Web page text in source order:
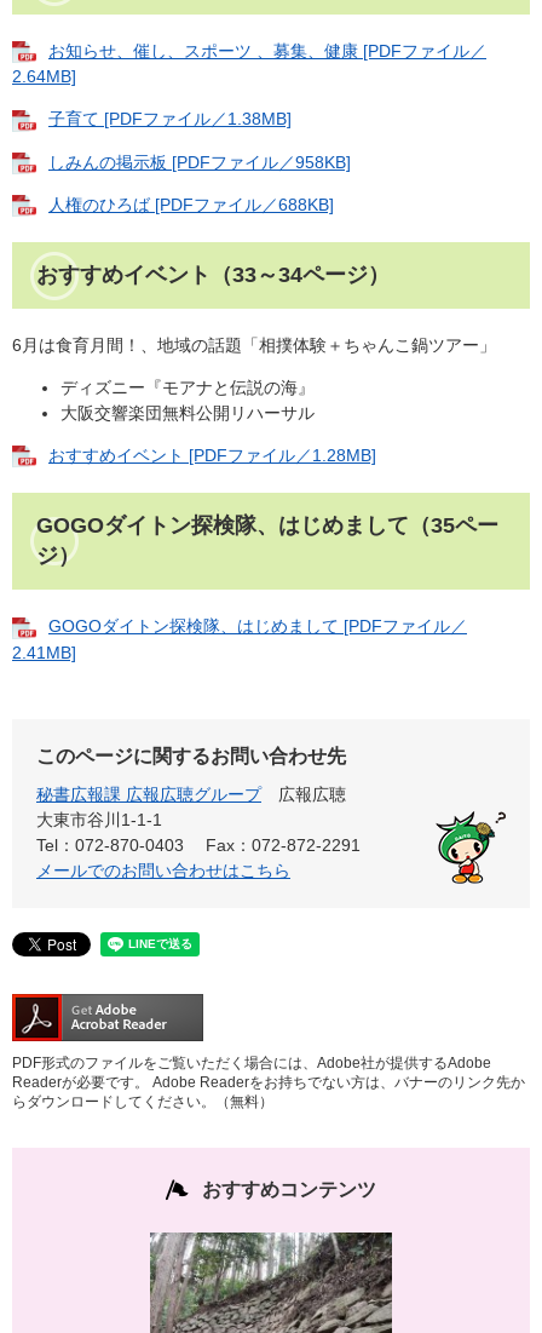
お知らせ、催し、スポーツ 、募集、健康 [PDFファイル／
2.64MB]
子育て [PDFファイル／1.38MB]
しみんの掲示板 [PDFファイル／958KB]
人権のひろば [PDFファイル／688KB]
おすすめイベント（33～34ページ）
6月は食育月間！、地域の話題「相撲体験＋ちゃんこ鍋ツアー」
ディズニー『モアナと伝説の海』
大阪交響楽団無料公開リハーサル
おすすめイベント [PDFファイル／1.28MB]
GOGOダイトン探検隊、はじめまして（35ペー
ジ）​
GOGOダイトン探検隊、はじめまして [PDFファイル／
2.41MB]
このページに関するお問い合わせ先
秘書広報課 広報広聴グループ
広報広聴
大東市谷川1-1-1
Tel：072-870-0403
Fax：072-872-2291
メールでのお問い合わせはこちら
PDF形式のファイルをご覧いただく場合には、Adobe社が提供するAdobe
Readerが必要です。
Adobe Readerをお持ちでない方は、バナーのリンク先か
らダウンロードしてください。（無料）
おすすめコンテンツ